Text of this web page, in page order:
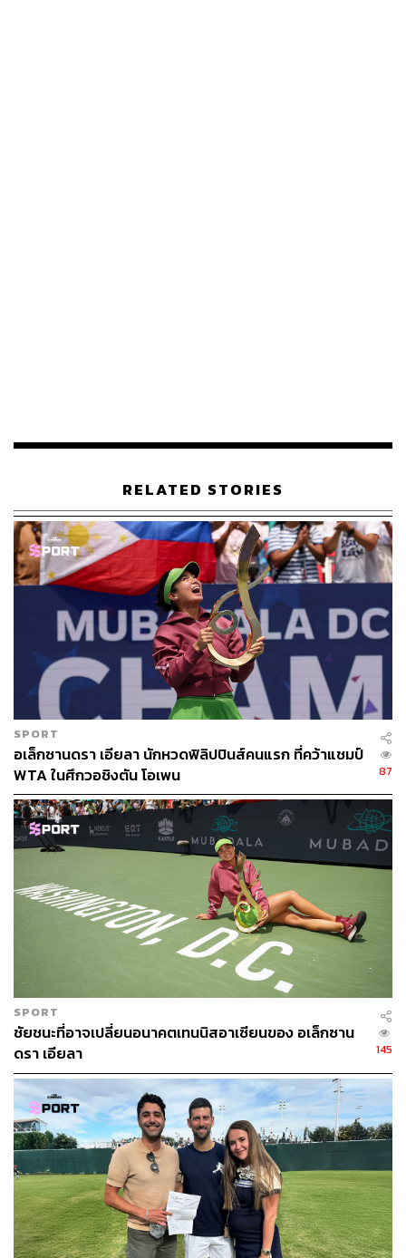
RELATED STORIES
SPORT
อเล็กซานดรา เอียลา นักหวดฟิลิปปินส์คนแรก ที่คว้าแชมป์
WTA ในศึกวอชิงตัน โอเพน
87
SPORT
ชัยชนะที่อาจเปลี่ยนอนาคตเทนนิสอาเซียนของ อเล็กซาน
ดรา เอียลา
145